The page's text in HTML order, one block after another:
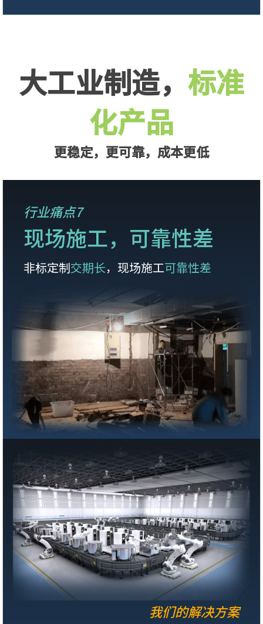
大工业制造， 标准
化产品
更稳定，更可靠，成本更低
行业痛点7
现场施工，可靠性差
非标定制交期长，现场施工可靠性差
我们的解决方案